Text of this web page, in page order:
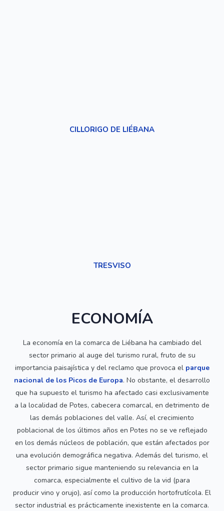
CILLORIGO DE LIÉBANA
TRESVISO
ECONOMÍA
La economía en la comarca de Liébana ha cambiado del
sector primario al auge del turismo rural, fruto de su
importancia paisajística y del reclamo que provoca el parque
nacional de los Picos de Europa. No obstante, el desarrollo
que ha supuesto el turismo ha afectado casi exclusivamente
a la localidad de Potes, cabecera comarcal, en detrimento de
las demás poblaciones del valle. Así, el crecimiento
poblacional de los últimos años en Potes no se ve reflejado
en los demás núcleos de población, que están afectados por
una evolución demográfica negativa. Además del turismo, el
sector primario sigue manteniendo su relevancia en la
comarca, especialmente el cultivo de la vid (para
producir vino y orujo), así como la producción hortofrutícola. El
sector industrial es prácticamente inexistente en la comarca.